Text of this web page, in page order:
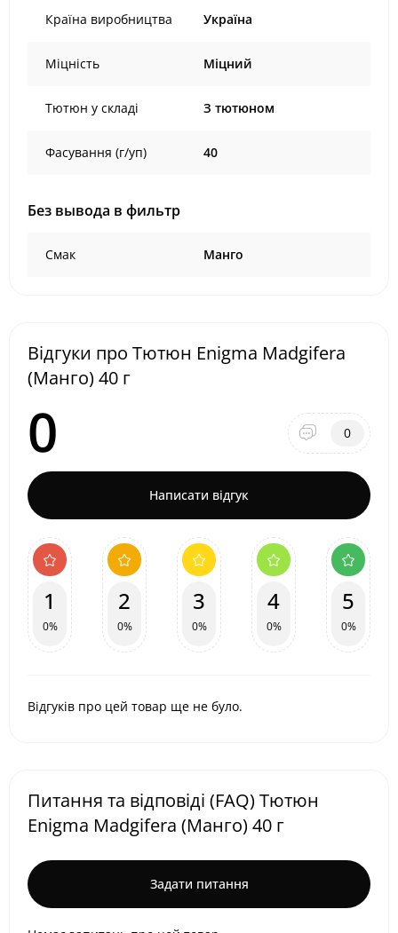
Країна виробництва Україна
Міцність Міцний
Тютюн у складі З тютюном
Фасування (г/уп) 40
Без вывода в фильтр
Смак Манго
Відгуки про Тютюн Enigma Madgifera
(Манго) 40 г
0 0
Написати відгук
1
0%
2
0%
3
0%
4
0%
5
0%
Відгуків про цей товар ще не було.
Питання та відповіді (FAQ) Тютюн
Enigma Madgifera (Манго) 40 г
Задати питання